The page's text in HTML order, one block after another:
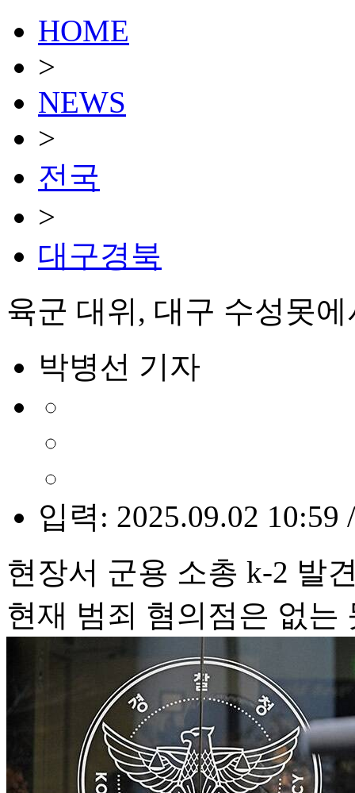
HOME
>
NEWS
>
전국
>
대구경북
육군 대위, 대구 수성못
박병선 기자
입력: 2025.09.02 10:59
현장서 군용 소총 k-2 발
현재 범죄 혐의점은 없는